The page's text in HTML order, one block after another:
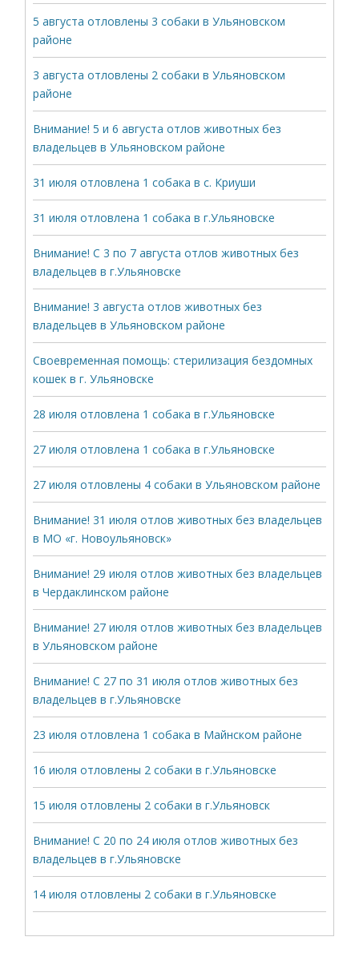
5 августа отловлены 3 собаки в Ульяновском
районе
3 августа отловлены 2 собаки в Ульяновском
районе
Внимание! 5 и 6 августа отлов животных без
владельцев в Ульяновском районе
31 июля отловлена 1 собака в с. Криуши
31 июля отловлена 1 собака в г.Ульяновске
Внимание! С 3 по 7 августа отлов животных без
владельцев в г.Ульяновске
Внимание! 3 августа отлов животных без
владельцев в Ульяновском районе
Своевременная помощь: стерилизация бездомных
кошек в г. Ульяновске
28 июля отловлена 1 собака в г.Ульяновске
27 июля отловлена 1 собака в г.Ульяновске
27 июля отловлены 4 собаки в Ульяновском районе
Внимание! 31 июля отлов животных без владельцев
в МО «г. Новоульяновск»
Внимание! 29 июля отлов животных без владельцев
в Чердаклинском районе
Внимание! 27 июля отлов животных без владельцев
в Ульяновском районе
Внимание! С 27 по 31 июля отлов животных без
владельцев в г.Ульяновске
23 июля отловлена 1 собака в Майнском районе
16 июля отловлены 2 собаки в г.Ульяновске
15 июля отловлены 2 собаки в г.Ульяновск
Внимание! С 20 по 24 июля отлов животных без
владельцев в г.Ульяновске
14 июля отловлены 2 собаки в г.Ульяновске